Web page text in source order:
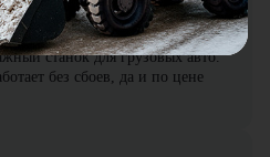
станок для грузовых авто.
без сбоев, да и по цене